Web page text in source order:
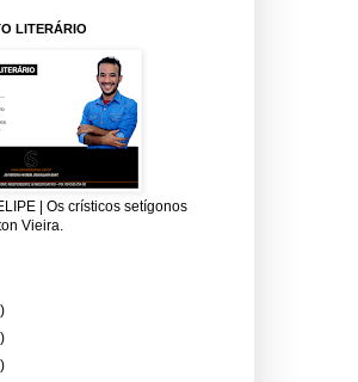
LITERÁRIO
| Os crísticos setígonos
Vieira.